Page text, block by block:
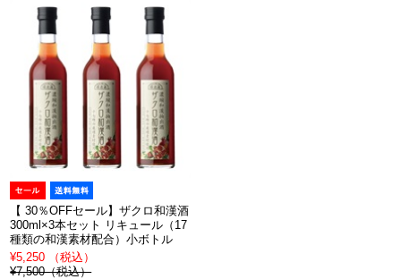
【 30％OFFセール】ザクロ和漢酒
300ml×3本セット リキュール（17
種類の和漢素材配合）小ボトル
¥5,250 （税込）
¥7,500（税込）